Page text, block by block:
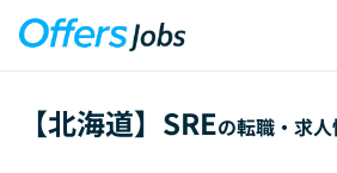
【北海道】 SREの転職・求